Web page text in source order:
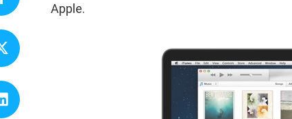
Apple.